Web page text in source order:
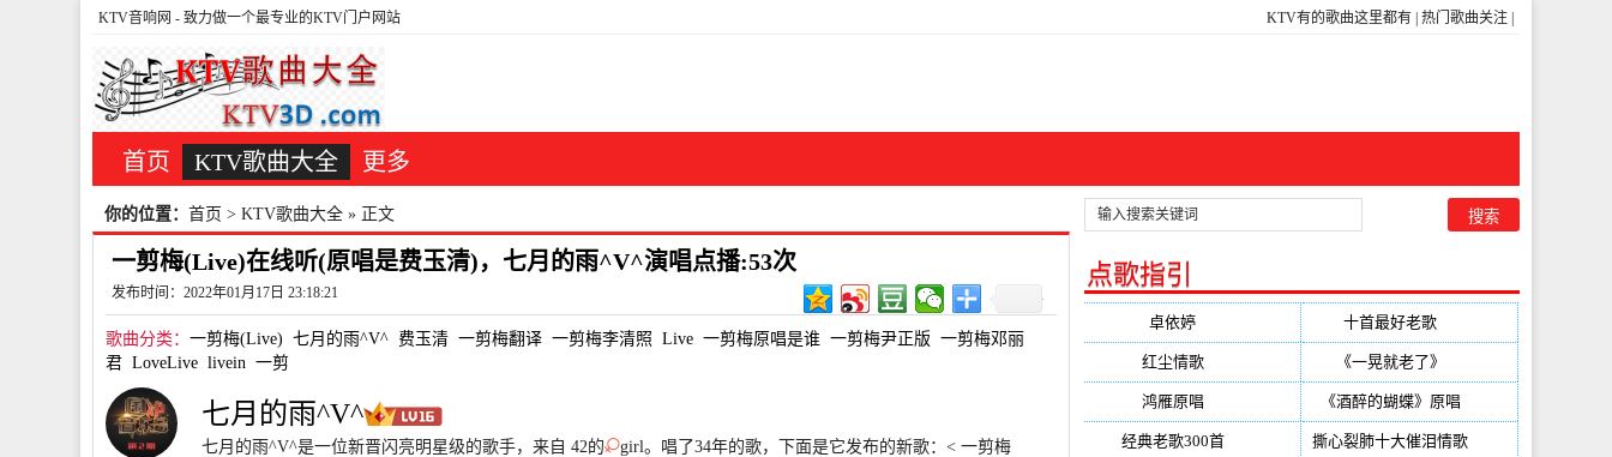
KTV有的歌曲这里都有 热门歌曲关注
KTV音响网 - 致力做一个最专业的KTV门户网站
首页 KTV歌曲大全 更多
你的位置： 首页 > KTV歌曲大全 » 正文
一剪梅(Live)在线听(原唱是费玉清)，七月的雨^V^演唱点播:53次
发布时间：2022年01月17日 23:18:21
歌曲分类： 一剪梅(Live) 七月的雨^V^ 费玉清 一剪梅翻译 一剪梅李清照 Live 一剪梅原唱是谁 一剪梅尹正版 一剪梅邓丽
君 LoveLive livein 一剪
七月的雨^V^
七月的雨^V^是一位新晋闪亮明星级的歌手，来自 42的
girl。唱了34年的歌，下面是它发布的新歌：< 一剪梅
点歌指引
卓依婷 十首最好老歌
红尘情歌(296) 《一晃就老了》
鸿雁原唱 《酒醉的蝴蝶》原唱
经典老歌300首(203) 撕心裂肺十大催泪情歌